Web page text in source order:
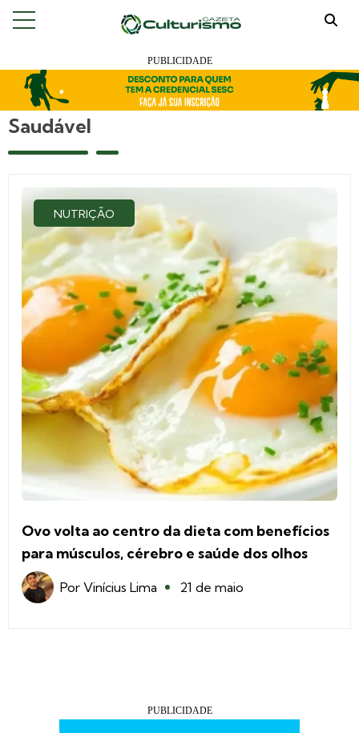
Saudável
NUTRIÇÃO
Ovo volta ao centro da dieta com benefícios
para músculos, cérebro e saúde dos olhos
Por Vinícius Lima 21 de maio